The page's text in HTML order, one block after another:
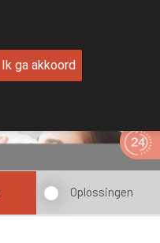
Oplossingen
Ik ga akkoord